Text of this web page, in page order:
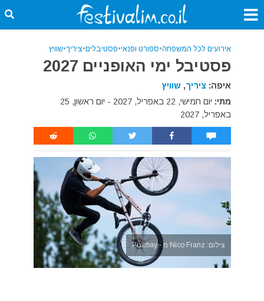
אירועים לכל המשפחה•ספורט ופנאי•פסטיבלים•ציריך•שוויץ
פסטיבל ימי האופניים 2027
איפה: ציריך, שוויץ
מתי:
יום חמישי, 22 באפריל, 2027 - יום ראשון, 25
באפריל, 2027
צילום: Nico Franz מ - Pixabay